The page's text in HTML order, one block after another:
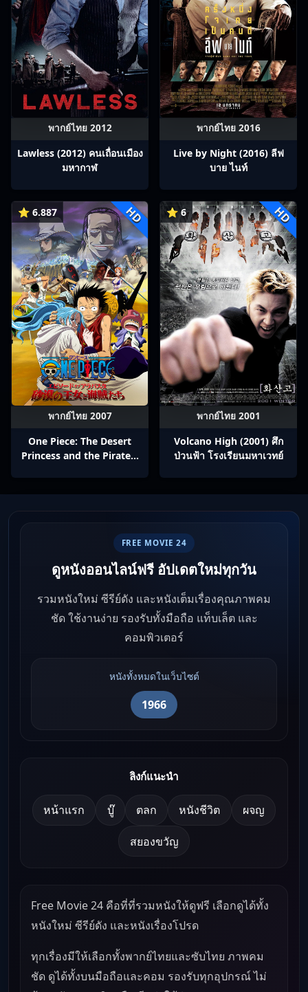
พากย์ไทย 2012
Lawless (2012) คนเถื่อนเมือง
มหากาฬ
พากย์ไทย 2016
Live by Night (2016) ลีฟ
บาย ไนท์
⭐ 6.887 HD
พากย์ไทย 2007
One Piece: The Desert
Princess and the Pirates:
เจ้าหญิงแห่งทะเลทรายและ
โจรสลัด
⭐ 6 HD
พากย์ไทย 2001
Volcano High (2001) ศึก
ป่วนฟ้า โรงเรียนมหาเวทย์
FREE MOVIE 24
ดูหนังออนไลน์ฟรี อัปเดตใหม่ทุกวัน
รวมหนังใหม่ ซีรีย์ดัง และหนังเต็มเรื่องคุณภาพคม
ชัด ใช้งานง่าย รองรับทั้งมือถือ แท็บเล็ต และ
คอมพิวเตอร์
หนังทั้งหมดในเว็บไซต์
1966
ลิงก์แนะนำ
หน้าแรก บู๊ ตลก หนังชีวิต ผจญ
สยองขวัญ
Free Movie 24 คือที่ที่รวมหนังให้ดูฟรี เลือกดูได้ทั้ง
หนังใหม่ ซีรีย์ดัง และหนังเรื่องโปรด
ทุกเรื่องมีให้เลือกทั้งพากย์ไทยและซับไทย ภาพคม
ชัด ดูได้ทั้งบนมือถือและคอม รองรับทุกอุปกรณ์ ไม่